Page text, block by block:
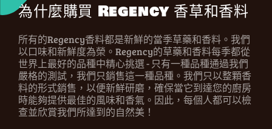
為什麼購買 Regency 香草和香料
所有的Regency香料都是新鮮的當季草藥和香料。我們
以口味和新鮮度為榮。Regency的草藥和香料每季都從
世界上最好的品種中精心挑選 - 只有一種品種通過我們
嚴格的測試，我們只銷售這一種品種。我們只以整顆香
料的形式銷售，以便新鮮研磨，確保當它到達您的廚房
時能夠提供最佳的風味和香氣。因此，每個人都可以檢
查並欣賞我們所達到的自然美！